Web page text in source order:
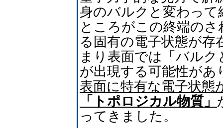
身のバルクと変わっ
ところがこの終端の
る固有の電子状態が
まり表面では「バル
が出現する可能性が
表面に特有な電子状態
「トポロジカル物質」
ってきました。